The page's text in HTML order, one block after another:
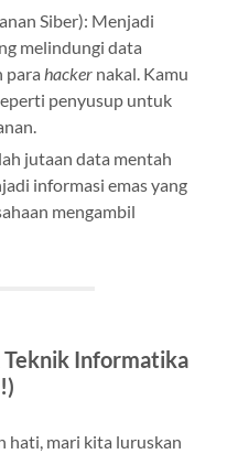
Siber): Menjadi
melindungi data
para hackernakal. Kamu
penyusup untuk
jutaan data mentah
informasi emas yang
mengambil
Informatika
hati, mari kita luruskan